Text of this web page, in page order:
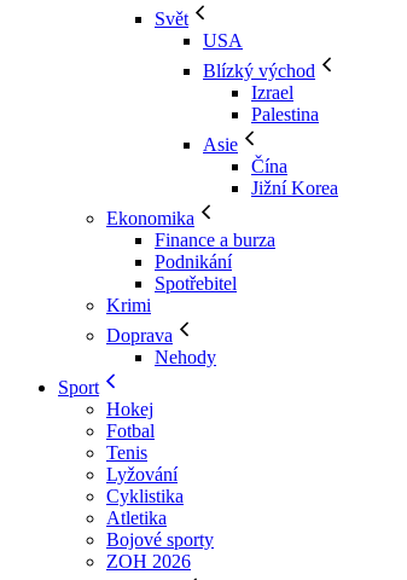
Svět
USA
Blízký východ
Izrael
Palestina
Asie
Čína
Jižní Korea
Ekonomika
Finance a burza
Podnikání
Spotřebitel
Krimi
Doprava
Nehody
Sport
Hokej
Fotbal
Tenis
Lyžování
Cyklistika
Atletika
Bojové sporty
ZOH 2026